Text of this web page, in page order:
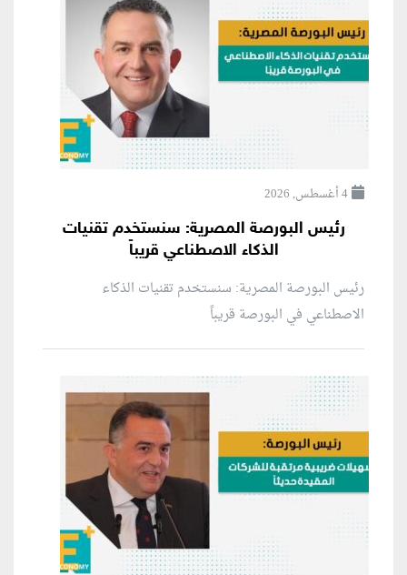
4 أغسطس, 2026
رئيس البورصة المصرية: سنستخدم تقنيات
الذكاء الاصطناعي قريباً
رئيس البورصة المصرية: سنستخدم تقنيات الذكاء
الاصطناعي في البورصة قريباً